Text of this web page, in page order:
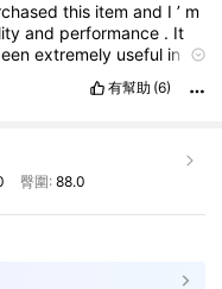
this itemand I’ m
and performance . It
extremely useful in
’vehada
有幫助 (6)
臀圍: 88.0